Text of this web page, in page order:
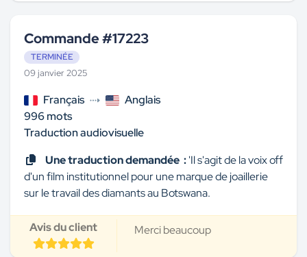
Commande #17223
TERMINÉE
09 janvier 2025
Français
Anglais
996 mots
Traduction audiovisuelle
Une traduction demandée :'Il s'agit de la voix off
d'un film institutionnel pour une marque de joaillerie
sur le travail des diamants au Botswana.
Avis du client Merci beaucoup